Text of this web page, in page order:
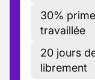
30%
travaillée
20 jours
librement